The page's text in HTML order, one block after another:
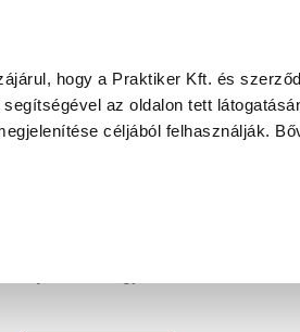
hogy a Praktiker Kft. és
az oldalon tett
céljából felhasználják.